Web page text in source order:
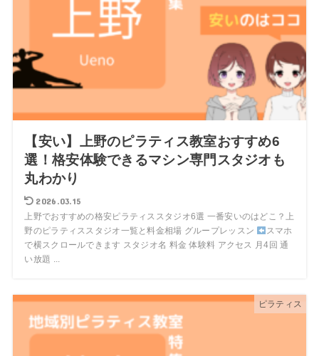
【安い】上野のピラティス教室おすすめ6
選！格安体験できるマシン専門スタジオも
丸わかり
2026.03.15
上野でおすすめの格安ピラティススタジオ6選 一番安いのはどこ？上
野のピラティススタジオ一覧と料金相場 グループレッスン
スマホ
で横スクロールできます スタジオ名 料金 体験料 アクセス 月4回 通
い放題 ...
ピラティス